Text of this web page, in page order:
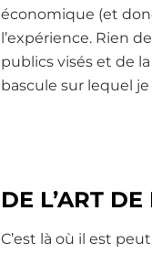
économique (et
l’expérience. Rien
publics visés et de
bascule sur lequel
DE L’ART
C’est là où il est